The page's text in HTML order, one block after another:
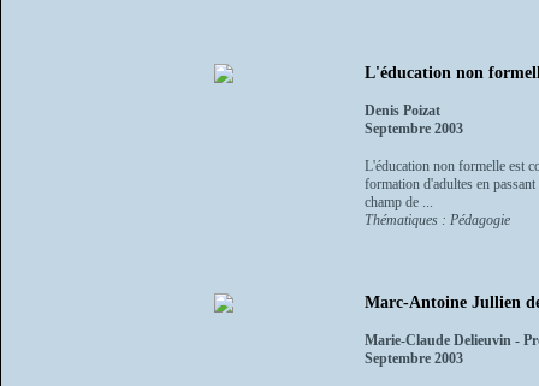
L'éducation non
Denis Poizat
Septembre 2003
L'éducation non formelle est
formation d'adultes en
champ de ...
Thématiques : Pédagogie
Marc-Antoine Jullien
Marie-Claude Delieuvin -
Septembre 2003